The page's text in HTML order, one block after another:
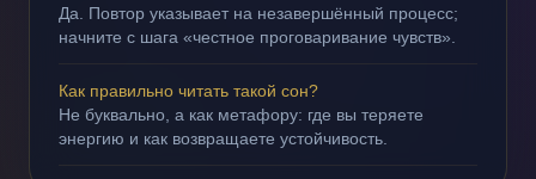
Да. Повтор указывает на незавершённый процесс;
начните с шага «честное проговаривание чувств».
Как правильно читать такой сон?
Не буквально, а как метафору: где вы теряете
энергию и как возвращаете устойчивость.